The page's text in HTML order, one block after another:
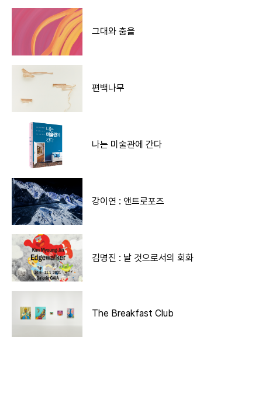
그대와 춤을
편백나무
나는 미술관에 간다
강이연 : 앤트로포즈
김명진 : 날 것으로서의 회화
The Breakfast Club